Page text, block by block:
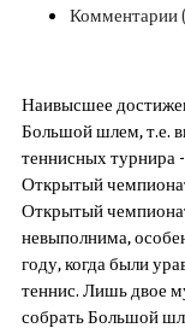
Комментарии
Наивысшее
Большой шлем, т.е.
теннисных турнира
Открытый
Открытый
невыполнима,
году, когда были
теннис. Лишь двое
собрать Большой